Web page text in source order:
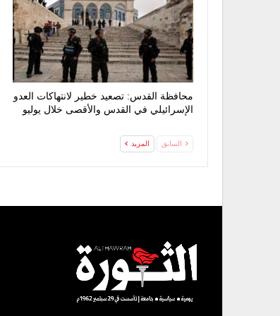
محافظة القدس: تصعيد خطير لانتهاكات العدو
الإسرائيلي في القدس والأقصى خلال يوليو
السابق المزيد